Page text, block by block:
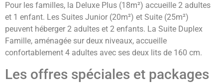
Pour les familles, la Deluxe Plus (18m²) accueille 2 adultes
et 1 enfant. Les Suites Junior (20m²) et Suite (25m²)
peuvent héberger 2 adultes et 2 enfants. La Suite Duplex
Famille, aménagée sur deux niveaux, accueille
confortablement 4 adultes avec ses deux lits de 160 cm.
Les offres spéciales et packages